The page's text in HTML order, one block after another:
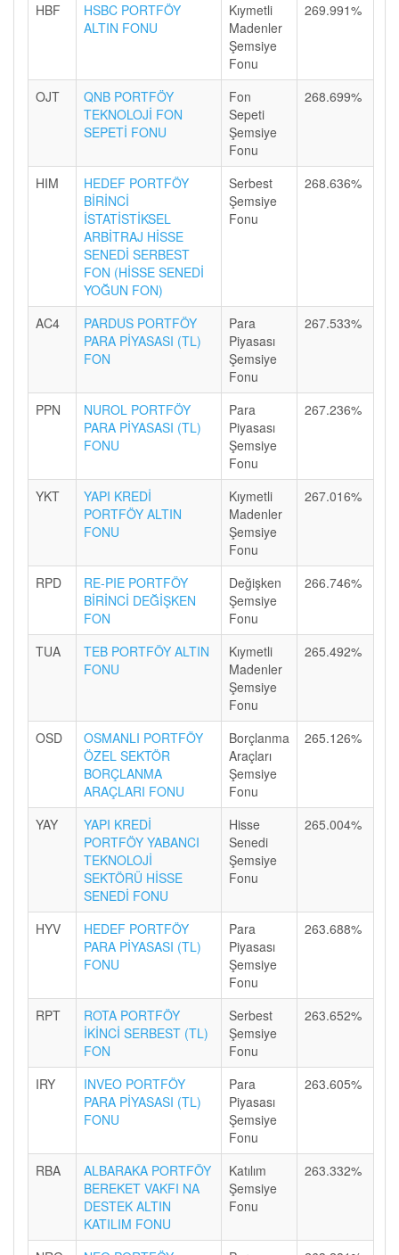
HBF
HSBC PORTFÖY
ALTIN FONU
Kıymetli
Madenler
Şemsiye
Fonu
269.991%
OJT
QNB PORTFÖY
TEKNOLOJİ FON
SEPETİ FONU
Fon
Sepeti
Şemsiye
Fonu
268.699%
HIM
HEDEF PORTFÖY
BİRİNCİ
İSTATİSTİKSEL
ARBİTRAJ HİSSE
SENEDİ SERBEST
FON (HİSSE SENEDİ
YOĞUN FON)
Serbest
Şemsiye
Fonu
268.636%
AC4
PARDUS PORTFÖY
PARA PİYASASI (TL)
FON
Para
Piyasası
Şemsiye
Fonu
267.533%
PPN
NUROL PORTFÖY
PARA PİYASASI (TL)
FONU
Para
Piyasası
Şemsiye
Fonu
267.236%
YKT
YAPI KREDİ
PORTFÖY ALTIN
FONU
Kıymetli
Madenler
Şemsiye
Fonu
267.016%
RPD
RE-PIE PORTFÖY
BİRİNCİ DEĞİŞKEN
FON
Değişken
Şemsiye
Fonu
266.746%
TUA
TEB PORTFÖY ALTIN
FONU
Kıymetli
Madenler
Şemsiye
Fonu
265.492%
OSD
OSMANLI PORTFÖY
ÖZEL SEKTÖR
BORÇLANMA
ARAÇLARI FONU
Borçlanma
Araçları
Şemsiye
Fonu
265.126%
YAY
YAPI KREDİ
PORTFÖY YABANCI
TEKNOLOJİ
SEKTÖRÜ HİSSE
SENEDİ FONU
Hisse
Senedi
Şemsiye
Fonu
265.004%
HYV
HEDEF PORTFÖY
PARA PİYASASI (TL)
FONU
Para
Piyasası
Şemsiye
Fonu
263.688%
RPT
ROTA PORTFÖY
İKİNCİ SERBEST (TL)
FON
Serbest
Şemsiye
Fonu
263.652%
IRY
INVEO PORTFÖY
PARA PİYASASI (TL)
FONU
Para
Piyasası
Şemsiye
Fonu
263.605%
RBA
ALBARAKA PORTFÖY
BEREKET VAKFI NA
DESTEK ALTIN
KATILIM FONU
Katılım
Şemsiye
Fonu
263.332%